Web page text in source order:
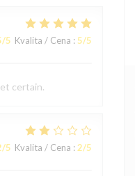
/5 Kvalita / Cena : 5/5
certain.
/5 Kvalita / Cena : 2/5